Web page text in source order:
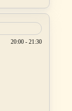
20:00 - 21:30